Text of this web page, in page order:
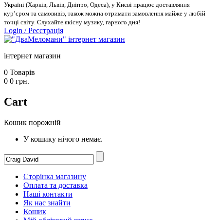
Україні (Харків, Львів, Дніпро, Одеса), у Києві працює доставляння
кур’єром та самовивіз, також можна отримати замовлення майже у любій
точці світу. Слухайте якісну музику, гарного дня!
Login /Реєстрація
інтернет магазин
0 Товарів
0 0 грн.
Cart
Кошик порожній
У кошику нічого немає.
Сторінка магазину
Оплата та доставка
Наші контакти
Як нас знайти
Кошик